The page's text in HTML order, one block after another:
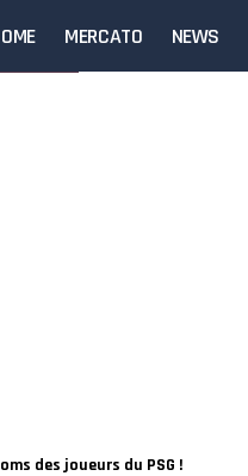
MERCATO NEWS
des joueurs du PSG !